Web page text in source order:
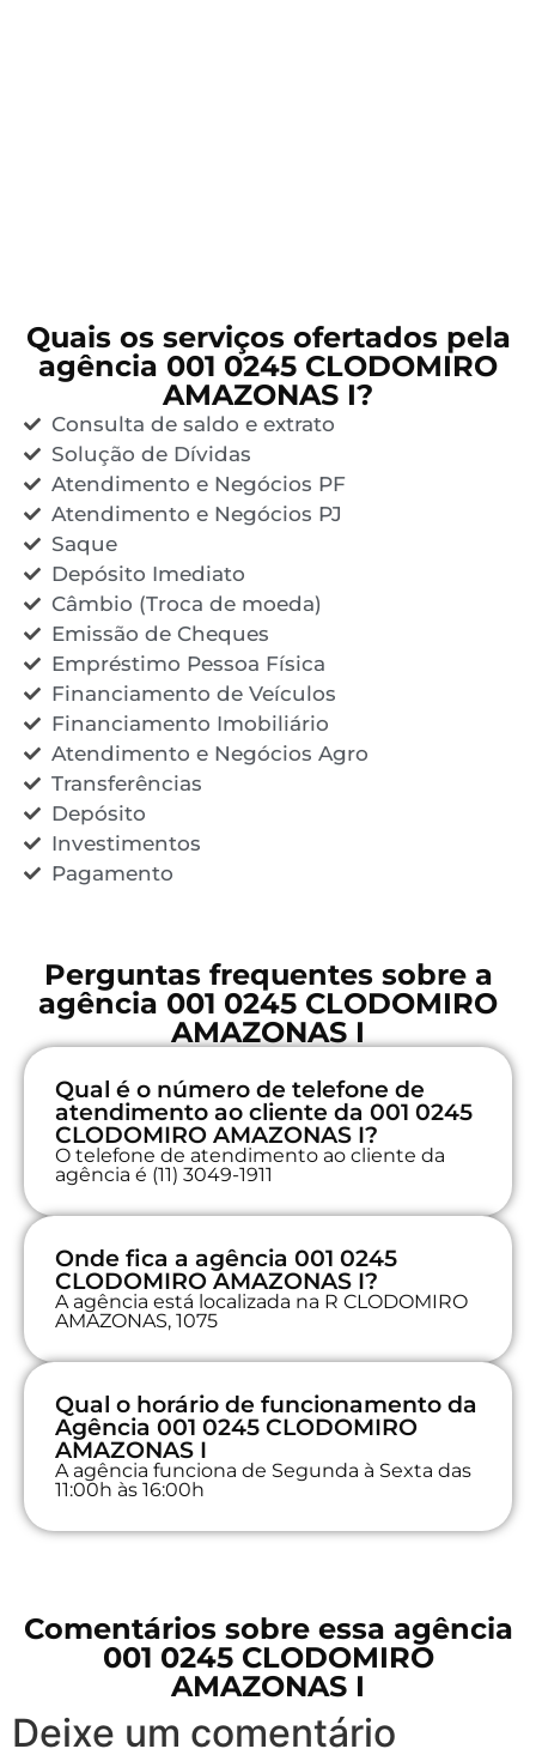
Quais os serviços ofertados pela
agência 001 0245 CLODOMIRO
AMAZONAS I?
Consulta de saldo e extrato
Solução de Dívidas
Atendimento e Negócios PF
Atendimento e Negócios PJ
Saque
Depósito Imediato
Câmbio (Troca de moeda)
Emissão de Cheques
Empréstimo Pessoa Física
Financiamento de Veículos
Financiamento Imobiliário
Atendimento e Negócios Agro
Transferências
Depósito
Investimentos
Pagamento
Perguntas frequentes sobre a
agência 001 0245 CLODOMIRO
AMAZONAS I
Qual é o número de telefone de
atendimento ao cliente da 001 0245
CLODOMIRO AMAZONAS I?
O telefone de atendimento ao cliente da
agência é (11) 3049-1911
Onde fica a agência 001 0245
CLODOMIRO AMAZONAS I?
A agência está localizada na R CLODOMIRO
AMAZONAS, 1075
Qual o horário de funcionamento da
Agência 001 0245 CLODOMIRO
AMAZONAS I
A agência funciona de Segunda à Sexta das
11:00h às 16:00h
Comentários sobre essa agência
001 0245 CLODOMIRO
AMAZONAS I
Deixe um comentário